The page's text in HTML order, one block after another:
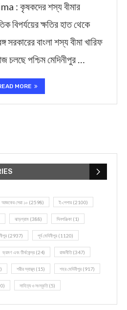
: কৃষকদের শস্য বীমার
ক্ষতির হাত থেকে
সরকারের বাংলা শস্য বীমা খারিফ
চলছে পশ্চিম মেদিনীপুর …
MORE
আজকের সেরা ১০ (2598) ই-পেপার (2100)
ঝাড়গ্রাম (388) দিনপঞ্জিকা (1)
(2937) পূর্ব মেদিনীপুর (1120)
ভ্রমণ এবং তীর্থকেন্দ্র (24) রাজনীতি(347)
শরীর স্বাস্থ্য (15) শহর মেদিনীপুর (917)
সাহিত্য ও সংস্কৃতি(5)